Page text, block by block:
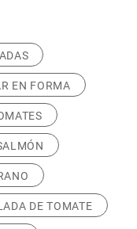
EN FORMA
DE TOMATE